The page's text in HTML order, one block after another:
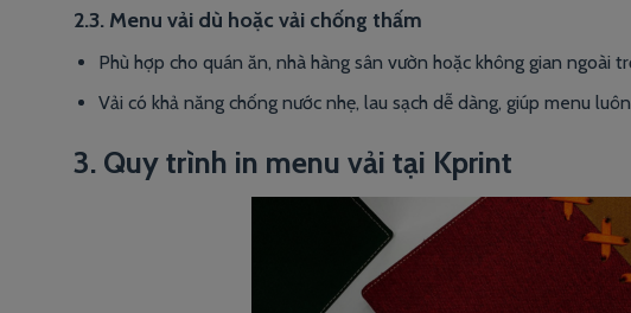
2.3. Menu vải dù hoặc vải chống thấm
Phù hợp cho quán ăn, nhà hàng sân vườn hoặc không gian ngoài
Vải có khả năng chống nước nhẹ, lau sạch dễ dàng, giúp menu
3. Quy trình in menu vải tại Kprint